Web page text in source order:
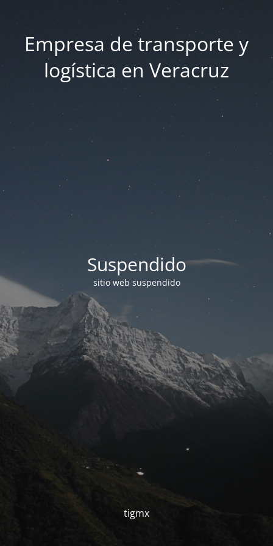
Empresa de transporte y
logística en Veracruz
Suspendido
sitio web suspendido
tigmx